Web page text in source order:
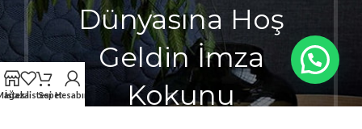
Dünyasına Hoş
Geldin İmza
Kokunu
İstek listesiSepetHesabım